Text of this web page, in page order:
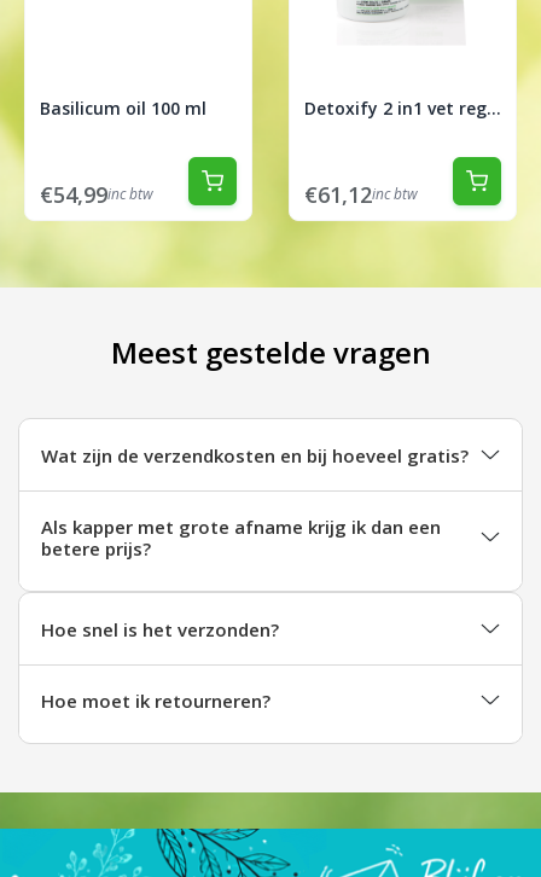
Basilicum oil 100 ml
€54,99inc btw
Detoxify 2 in1 vet regulerende treatment 200ml
€61,12inc btw
Meest gestelde vragen
Wat zijn de verzendkosten en bij hoeveel gratis?
Als kapper met grote afname krijg ik dan een
betere prijs?
Hoe snel is het verzonden?
Hoe moet ik retourneren?